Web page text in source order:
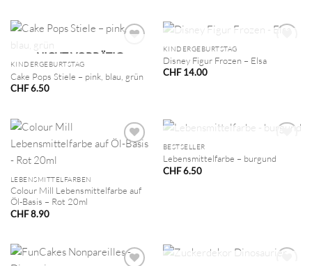
NICHT VORRÄTIG
KINDERGEBURTSTAG
Cake Pops Stiele – pink, blau, grün
CHF6.50
NICHT VORRÄTIG
KINDERGEBURTSTAG
Disney Figur Frozen – Elsa
CHF14.00
LEBENSMITTELFARBEN
Colour Mill Lebensmittelfarbe auf
Öl-Basis – Rot 20ml
CHF8.90
NICHT VORRÄTIG
BESTSELLER
Lebensmittelfarbe – burgund
CHF6.50